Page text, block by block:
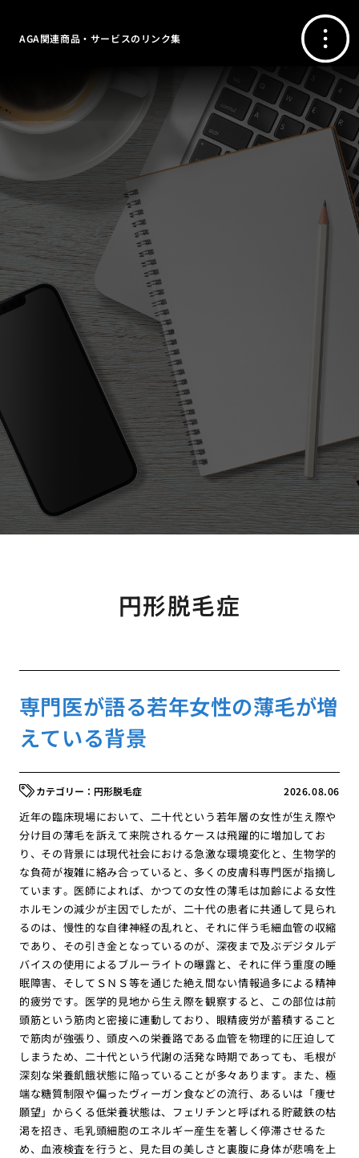
AGA関連商品・サービスのリンク集
円形脱毛症
専門医が語る若年女性の薄毛が増
えている背景
2026.08.06
円形脱毛症
近年の臨床現場において、二十代という若年層の女性が生え際や
分け目の薄毛を訴えて来院されるケースは飛躍的に増加してお
り、その背景には現代社会における急激な環境変化と、生物学的
な負荷が複雑に絡み合っていると、多くの皮膚科専門医が指摘し
ています。医師によれば、かつての女性の薄毛は加齢による女性
ホルモンの減少が主因でしたが、二十代の患者に共通して見られ
るのは、慢性的な自律神経の乱れと、それに伴う毛細血管の収縮
であり、その引き金となっているのが、深夜まで及ぶデジタルデ
バイスの使用によるブルーライトの曝露と、それに伴う重度の睡
眠障害、そしてＳＮＳ等を通じた絶え間ない情報過多による精神
的疲労です。医学的見地から生え際を観察すると、この部位は前
頭筋という筋肉と密接に連動しており、眼精疲労が蓄積すること
で筋肉が強張り、頭皮への栄養路である血管を物理的に圧迫して
しまうため、二十代という代謝の活発な時期であっても、毛根が
深刻な栄養飢餓状態に陥っていることが多々あります。また、極
端な糖質制限や偏ったヴィーガン食などの流行、あるいは「痩せ
願望」からくる低栄養状態は、フェリチンと呼ばれる貯蔵鉄の枯
渇を招き、毛乳頭細胞のエネルギー産生を著しく停滞させるた
め、血液検査を行うと、見た目の美しさと裏腹に身体が悲鳴を上